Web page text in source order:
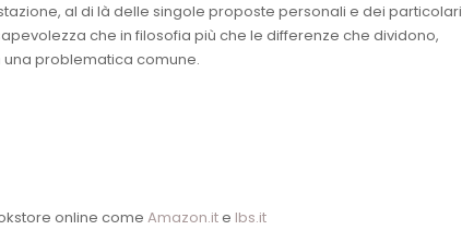
al di là delle singole proposte personali e dei particolari
che in filosofia più che le differenze che dividono,
problematica comune.
online come Amazon.ite Ibs.it